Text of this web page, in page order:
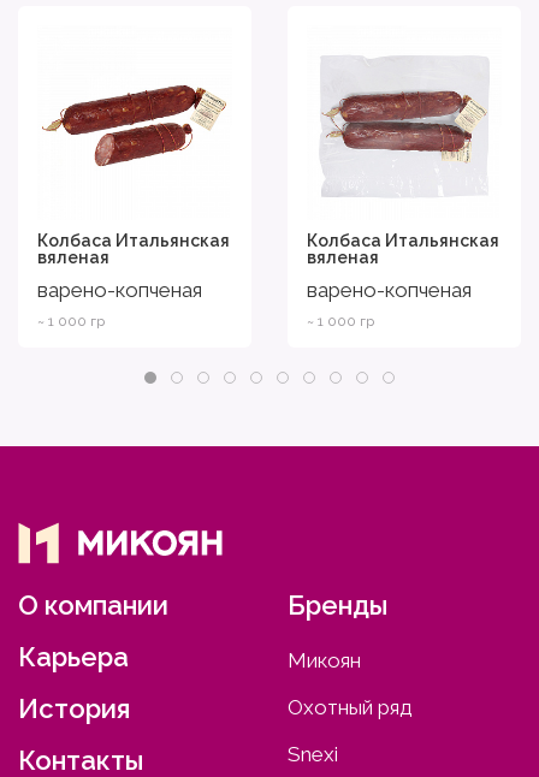
Колбаса Итальянская
вяленая
варено-копченая
~ 1 000 гр
Колбаса Итальянская
вяленая
варено-копченая
~ 1 000 гр
О компании
Карьера
История
Контакты
Бренды
Микоян
Охотный ряд
Snexi